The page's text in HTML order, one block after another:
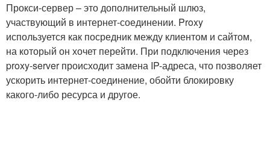
Прокси-сервер – это дополнительный шлюз,
участвующий в интернет-соединении. Proxy
используется как посредник между клиентом и сайтом,
на который он хочет перейти. При подключения через
proxy-server происходит замена IP-адреса, что позволяет
ускорить интернет-соединение, обойти блокировку
какого-либо ресурса и другое.